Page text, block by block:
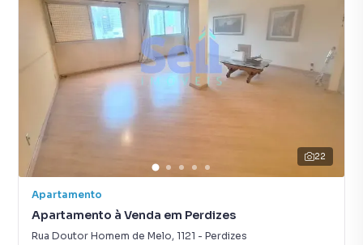
22
Apartamento
Apartamento à Venda em Perdizes
Rua Doutor Homem de Melo, 1121 - Perdizes